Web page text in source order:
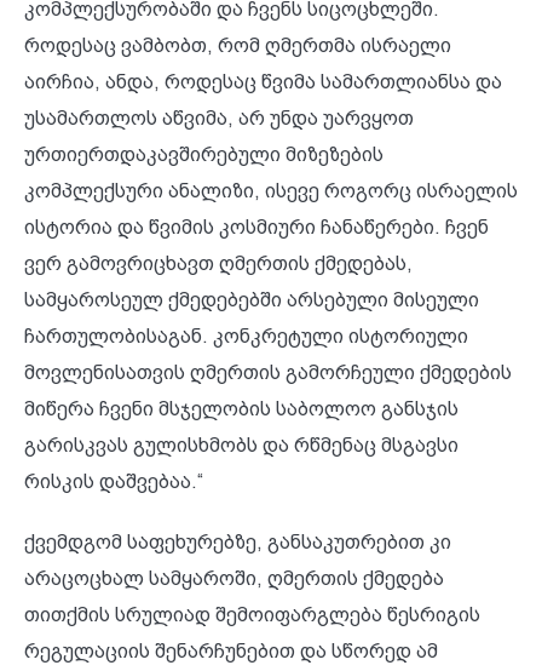
კომპლექსურობაში და ჩვენს სიცოცხლეში.
როდესაც ვამბობთ, რომ ღმერთმა ისრაელი
აირჩია, ანდა, როდესაც წვიმა სამართლიანსა და
უსამართლოს აწვიმა, არ უნდა უარვყოთ
ურთიერთდაკავშირებული მიზეზების
კომპლექსური ანალიზი, ისევე როგორც ისრაელის
ისტორია და წვიმის კოსმიური ჩანაწერები. ჩვენ
ვერ გამოვრიცხავთ ღმერთის ქმედებას,
სამყაროსეულ ქმედებებში არსებული მისეული
ჩართულობისაგან. კონკრეტული ისტორიული
მოვლენისათვის ღმერთის გამორჩეული ქმედების
მიწერა ჩვენი მსჯელობის საბოლოო განსჯის
გარისკვას გულისხმობს და რწმენაც მსგავსი
რისკის დაშვებაა.“
ქვემდგომ საფეხურებზე, განსაკუთრებით კი
არაცოცხალ სამყაროში, ღმერთის ქმედება
თითქმის სრულიად შემოიფარგლება წესრიგის
რეგულაციის შენარჩუნებით და სწორედ ამ